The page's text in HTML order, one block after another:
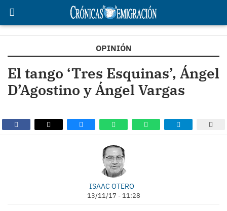
OPINIÓN
El tango ‘Tres Esquinas’, Ángel
D’Agostino y Ángel Vargas
ISAAC OTERO
13/11/17 - 11:28